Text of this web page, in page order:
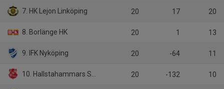
7. HK Lejon Linköping 20 17 20
8. Borlänge HK 20 1 13
9. IFK Nyköping 20 -64 11
10. Hallstahammars SK HK 20 -132 10